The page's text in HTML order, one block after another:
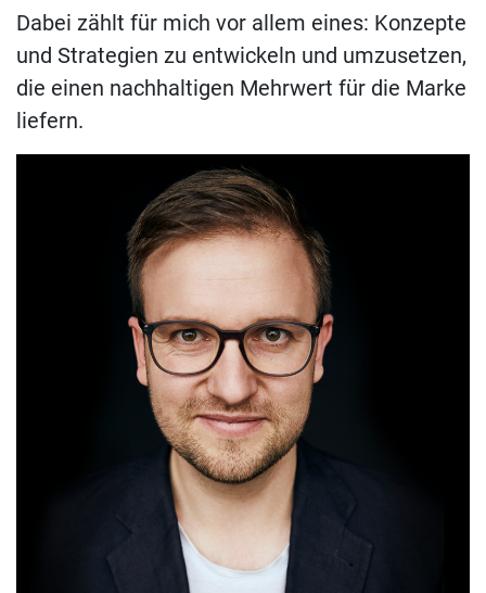
Dabei zählt für mich vor allem eines: Konzepte
und Strategien zu entwickeln und umzusetzen,
die einen nachhaltigen Mehrwert für die Marke
liefern.